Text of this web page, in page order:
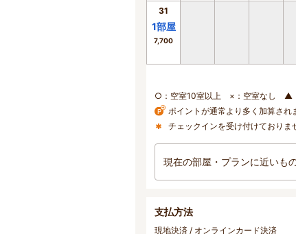
31
1部屋
7,700
○：空室10室以上 ×：空室なし ▲
ポイントが通常より多く加算され
チェックインを受け付けておりま
現在の部屋・プランに近いも
支払方法
現地決済 / オンラインカード決済